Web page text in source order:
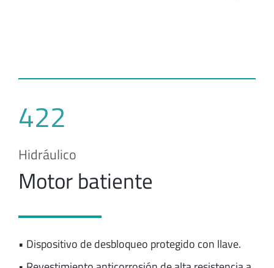
422
Hidráulico
Motor batiente
• Dispositivo de desbloqueo protegido con llave.